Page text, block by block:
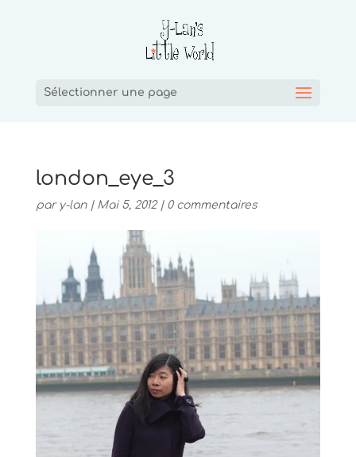
Sélectionner une page
london_eye_3
par y-lan| Mai 5, 2012| 0 commentaires